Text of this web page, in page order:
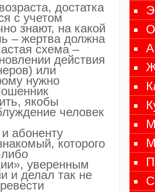
достатка
с учетом
знают, на какой
– жертва должна
схема –
действия
или
нужно
якобы
человек
абоненту
которого
уверенным
и делал так не